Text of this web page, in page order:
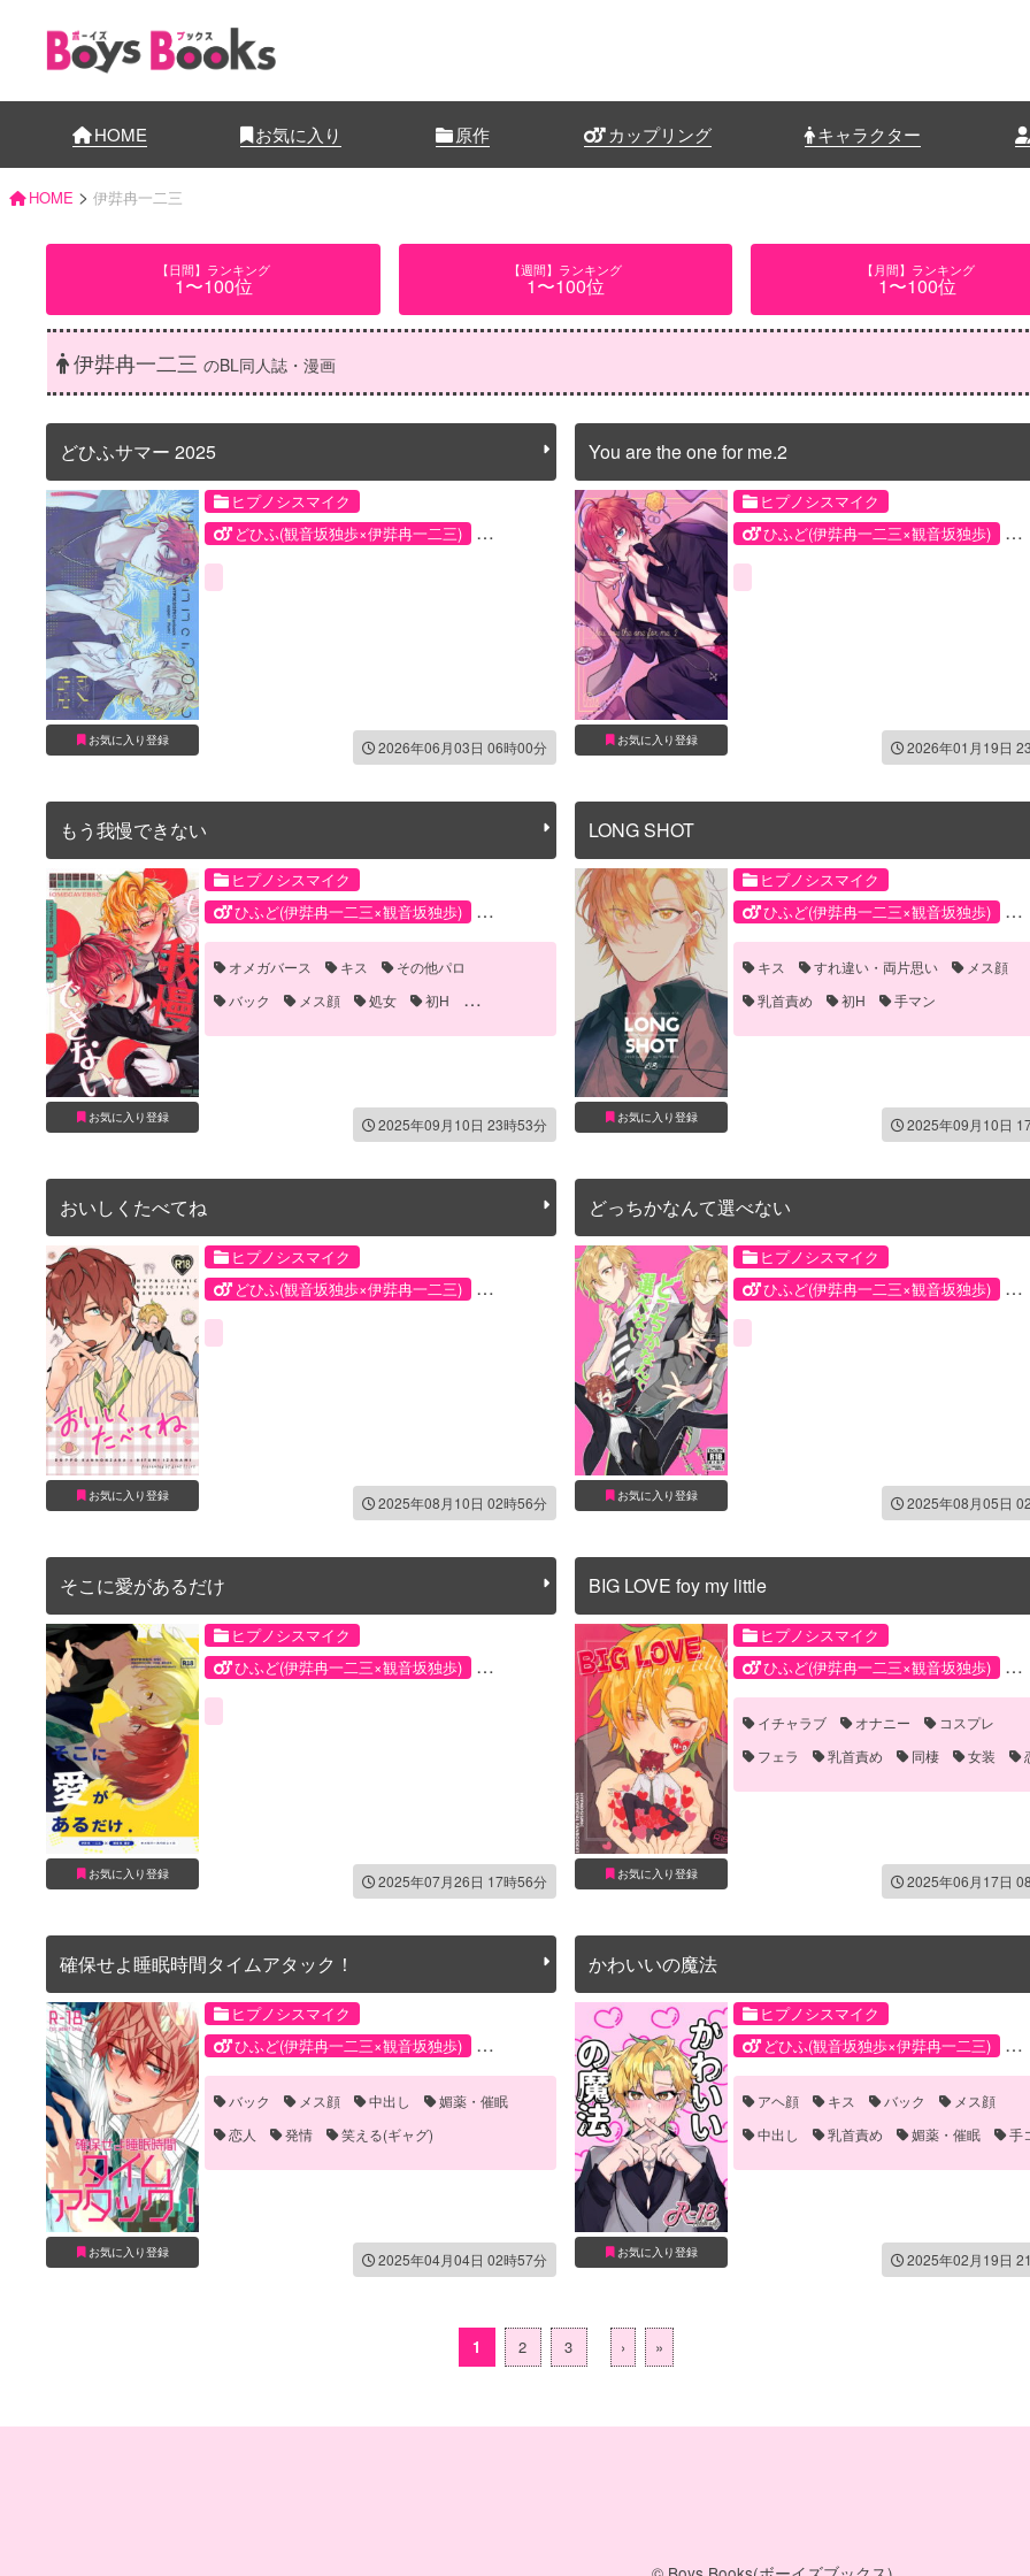
HOME お気に入り 原作 カップリング キャラクター
HOME > 伊弉冉一二三
【日間】ランキング
1〜100位
【週間】ランキング
1〜100位
【月間】ランキング
1〜100位
伊弉冉一二三のBL同人誌・漫画
どひふサマー 2025
お気に入り登録
ヒプノシスマイク
どひふ(観音坂独歩×伊弉冉一二三)
2026年06月03日 06時00分
You are the one for me.2
お気に入り登録
ヒプノシスマイク
ひふど(伊弉冉一二三×観音坂独歩)
2026年01月19日
もう我慢できない
お気に入り登録
ヒプノシスマイク
ひふど(伊弉冉一二三×観音坂独歩)
伊弉冉一二三
観音坂独歩
オメガバース キス
その他パロ
バック
メス顔 処女
初H
噛みつき・キスマーク
手マン
潮吹き
2025年09月10日 23時53分
LONG SHOT
お気に入り登録
ヒプノシスマイク
ひふど(伊弉冉一二三×観音坂独歩)
伊弉冉一二三
観音坂独歩
キス すれ違い・両片思い
メス顔
乳首責め
初H 手マン
2025年09月10日
おいしくたべてね
お気に入り登録
ヒプノシスマイク
どひふ(観音坂独歩×伊弉冉一二三)
2025年08月10日 02時56分
どっちかなんて選べない
お気に入り登録
ヒプノシスマイク
ひふど(伊弉冉一二三×観音坂独歩)
2025年08月05日
そこに愛があるだけ
お気に入り登録
ヒプノシスマイク
ひふど(伊弉冉一二三×観音坂独歩)
2025年07月26日 17時56分
BIG LOVE foy my little
お気に入り登録
ヒプノシスマイク
ひふど(伊弉冉一二三×観音坂独歩)
伊弉冉一二三
観音坂独歩
イチャラブ オナニー
コスプレ
フェラ
乳首責め 同棲 女装
2025年06月17日
確保せよ睡眠時間タイムアタック！
お気に入り登録
ヒプノシスマイク
ひふど(伊弉冉一二三×観音坂独歩)
伊弉冉一二三
観音坂独歩
バック メス顔 中出し
媚薬・催眠
恋人
発情 笑える(ギャグ)
2025年04月04日 02時57分
かわいいの魔法
お気に入り登録
ヒプノシスマイク
どひふ(観音坂独歩×伊弉冉一二三)
伊弉冉一二三
観音坂独歩
アヘ顔 キス バック
メス顔
中出し
乳首責め 媚薬・催眠
手
手マン
2025年02月19日
1 2 3 › »